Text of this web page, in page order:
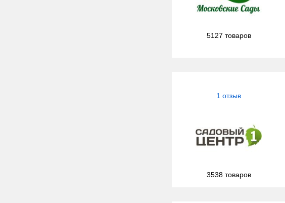
5127 товаров
1 отзыв
3538 товаров